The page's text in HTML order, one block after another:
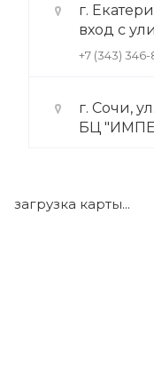
г.
вход с
+7 (343) 346-
г. Сочи,
БЦ
загрузка карты...